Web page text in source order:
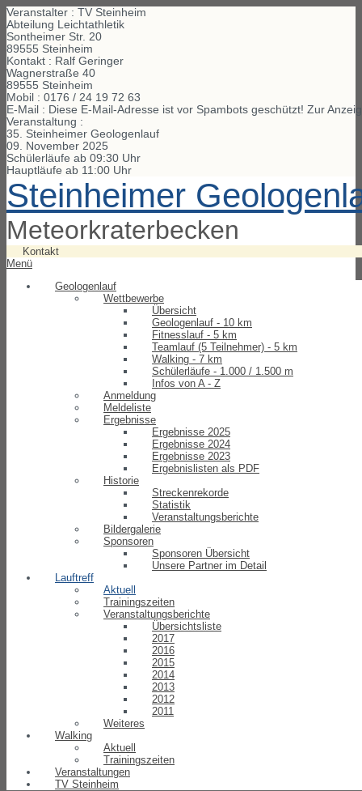
Veranstalter : TV Steinheim
Abteilung Leichtathletik
Sontheimer Str. 20
89555 Steinheim
Kontakt : Ralf Geringer
Wagnerstraße 40
89555 Steinheim
Mobil : 0176 / 24 19 72 63
E-Mail : Diese E-Mail-Adresse ist vor Spambots geschützt! Zur
Veranstaltung :
35. Steinheimer Geologenlauf
09. November 2025
Schülerläufe ab 09:30 Uhr
Hauptläufe ab 11:00 Uhr
Steinheimer
Meteorkraterbecken
Kontakt
Menü
Geologenlauf
Wettbewerbe
Übersicht
Geologenlauf - 10 km
Fitnesslauf - 5 km
Teamlauf (5 Teilnehmer) - 5 km
Walking - 7 km
Schülerläufe - 1.000 / 1.500 m
Infos von A - Z
Anmeldung
Meldeliste
Ergebnisse
Ergebnisse 2025
Ergebnisse 2024
Ergebnisse 2023
Ergebnislisten als PDF
Historie
Streckenrekorde
Statistik
Veranstaltungsberichte
Bildergalerie
Sponsoren
Sponsoren Übersicht
Unsere Partner im Detail
Lauftreff
Aktuell
Trainingszeiten
Veranstaltungsberichte
Übersichtsliste
2017
2016
2015
2014
2013
2012
2011
Weiteres
Walking
Aktuell
Trainingszeiten
Veranstaltungen
TV Steinheim